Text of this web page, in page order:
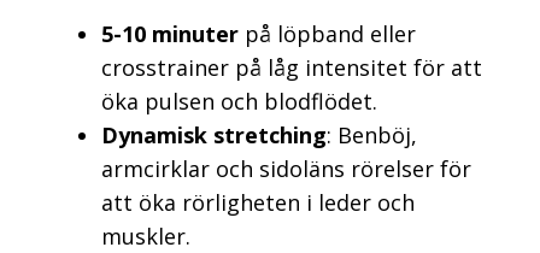
5-10 minuter på löpband eller
crosstrainer på låg intensitet för att
öka pulsen och blodflödet.
Dynamisk stretching: Benböj,
armcirklar och sidoläns rörelser för
att öka rörligheten i leder och
muskler.